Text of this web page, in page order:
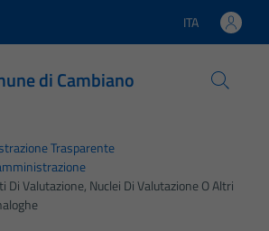
Lingua attiva:
ITA
di Cambiano
Trasparente
Di Valutazione, Nuclei Di Valutazione O Altri